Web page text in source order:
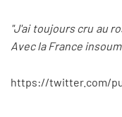
"J'ai toujours cru au
Avec la France
https://twitter.com/